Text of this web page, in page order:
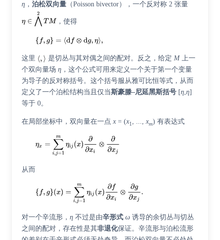
η ， 泊松双向量 （Poisson bivector），一个反对称 2 张量
，使得
这里 是切丛与其对偶之间的配对。反之，给定M 上一
个双向量场 η ，这个公式可用来定义一个关于第一个变量
为导子的反对称括号。这个括号服从雅可比恒等式，从而
定义了一个泊松结构当且仅当斯豪滕–尼延黑斯括号 [η,η]
等于 0。
在局部坐标中，双向量在一点 x = (x1, ..., xm) 有表达式
从而
对一个辛流形， η 不过是由辛形式 ω 诱导的余切丛与切丛
之间的配对，存在性是其非退化保证。辛流形与泊松流形